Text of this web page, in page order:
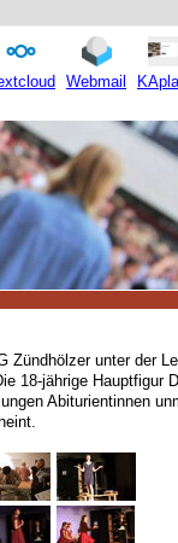
Webmail
Zündhölzer unter der
18-jährige Hauptfigur
Abiturientinnen